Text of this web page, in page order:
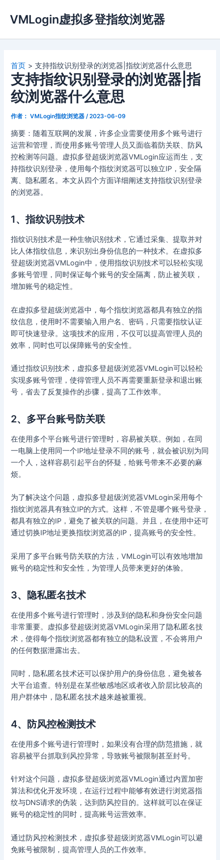
容
VMLogin虚拟多登指纹浏览器
首页 支持指纹识别登录的浏览器|指纹浏览器什么意思
支持指纹识别登录的浏览器|指
纹浏览器什么意思
作者： VMLogin指纹浏览器 /2023-06-09
摘要：随着互联网的发展，许多企业需要使用多个账号进行
运营和管理，而使用多账号管理人员又面临着防关联、防风
控检测等问题。虚拟多登超级浏览器VMLogin应运而生，支
持指纹识别登录，使用每个指纹浏览器可以独立IP，安全隔
离、隐私匿名。本文从四个方面详细阐述支持指纹识别登录
的浏览器。
1、指纹识别技术
指纹识别技术是一种生物识别技术，它通过采集、提取并对
比人体指纹信息，来识别出身份信息的一种技术。在虚拟多
登超级浏览器VMLogin中，使用指纹识别技术可以轻松实现
多账号管理，同时保证每个账号的安全隔离，防止被关联，
增加账号的稳定性。
在虚拟多登超级浏览器中，每个指纹浏览器都具有独立的指
纹信息，使用时不需要输入用户名、密码，只需要指纹认证
即可快速登录。这项技术的应用，不仅可以提高管理人员的
效率，同时也可以保障账号的安全性。
通过指纹识别技术，虚拟多登超级浏览器VMLogin可以轻松
实现多账号管理，使得管理人员不再需要重新登录和退出账
号，省去了反复操作的步骤，提高了工作效率。
2、多平台账号防关联
在使用多个平台账号进行管理时，容易被关联。例如，在同
一电脑上使用同一个IP地址登录不同的账号，就会被识别为同
一个人，这样容易引起平台的怀疑，给账号带来不必要的麻
烦。
为了解决这个问题，虚拟多登超级浏览器VMLogin采用每个
指纹浏览器具有独立IP的方式。这样，不管是哪个账号登录，
都具有独立的IP，避免了被关联的问题。并且，在使用中还可
通过切换IP地址更换指纹浏览器的IP，提高账号的安全性。
采用了多平台账号防关联的方法，VMLogin可以有效地增加
账号的稳定性和安全性，为管理人员带来更好的体验。
3、隐私匿名技术
在使用多个账号进行管理时，涉及到的隐私和身份安全问题
非常重要。虚拟多登超级浏览器VMLogin采用了隐私匿名技
术，使得每个指纹浏览器都有独立的隐私设置，不会将用户
的任何数据泄露出去。
同时，隐私匿名技术还可以保护用户的身份信息，避免被各
大平台追查。特别是在某些敏感地区或者收入阶层比较高的
用户群体中，隐私匿名技术越来越被重视。
4、防风控检测技术
在使用多个账号进行管理时，如果没有合理的防范措施，就
容易被平台抓取到风控异常，导致账号被限制甚至封号。
针对这个问题，虚拟多登超级浏览器VMLogin通过内置加密
算法和优化开发环境，在运行过程中能够有效进行浏览器指
纹与DNS请求的伪装，达到防风控目的。这样就可以在保证
账号的稳定性的同时，提高账号运营效率。
通过防风控检测技术，虚拟多登超级浏览器VMLogin可以避
免账号被限制，提高管理人员的工作效率。